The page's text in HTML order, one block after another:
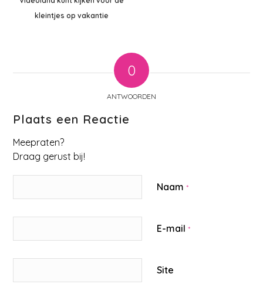
kleintjes op vakantie
0
ANTWOORDEN
Plaats een Reactie
Meepraten?
Draag gerust bij!
Naam*
E-mail*
Site